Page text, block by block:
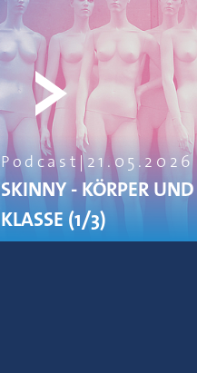
Podcast 21.05.2026
SKINNY - KÖRPER UND
KLASSE (1/3)